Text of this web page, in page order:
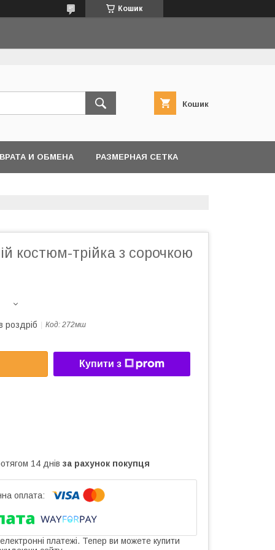
Кошик
Кошик
И ОБМЕНА РАЗМЕРНАЯ СЕТКА
костюм-трійка з сорочкою
роздріб Код: 272мш
Купити з
14 днів за рахунок покупця
платежі. Тепер ви можете купити